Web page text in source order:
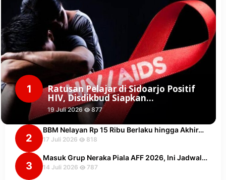
1 Ratusan Pelajar di Sidoarjo Positif
HIV, Disdikbud Siapkan…
19 Juli 2026 877
2
BBM Nelayan Rp 15 Ribu Berlaku hingga Akhir…
17 Juli 2026 818
3
Masuk Grup Neraka Piala AFF 2026, Ini Jadwal…
14 Juli 2026 787